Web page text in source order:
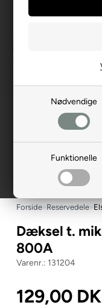
Nødvendige
Funktionelle
Forside»Reservedele»
Dæksel t.
800A
131204
129,00